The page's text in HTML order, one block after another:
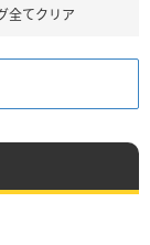
全てクリア